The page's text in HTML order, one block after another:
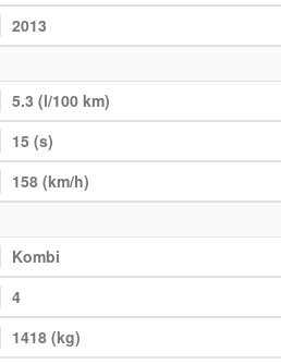
2013
5.3 (l/100 km)
15 (s)
158 (km/h)
Kombi
4
1418 (kg)